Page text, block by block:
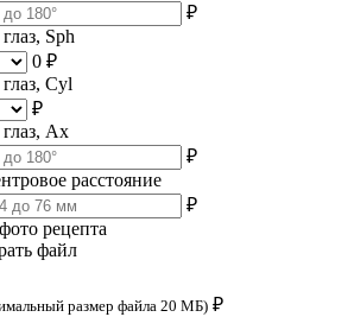
₽
Sph
0 ₽
Cyl
₽
Ax
₽
расстояние
₽
рецепта
файл
размер файла 20 МБ) ₽